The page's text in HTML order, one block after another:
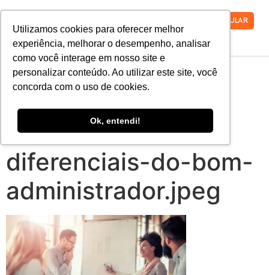
Utilizamos cookies para oferecer melhor
experiência, melhorar o desempenho, analisar
como você interage em nosso site e
personalizar conteúdo. Ao utilizar este site, você
concorda com o uso de cookies.
Ok, entendi!
VESTIBULAR
alem-do-
gerenciamento-
conheca-os-
diferenciais-do-bom-
administrador.jpeg